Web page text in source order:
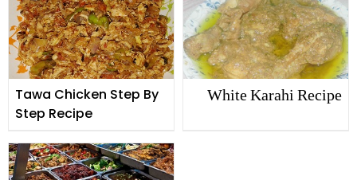
Tawa Chicken Step By
Step Recipe
White Karahi Recipe